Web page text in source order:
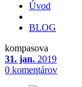
Úvod
BLOG
kompasova
31. jan. 2019
0 komentárov